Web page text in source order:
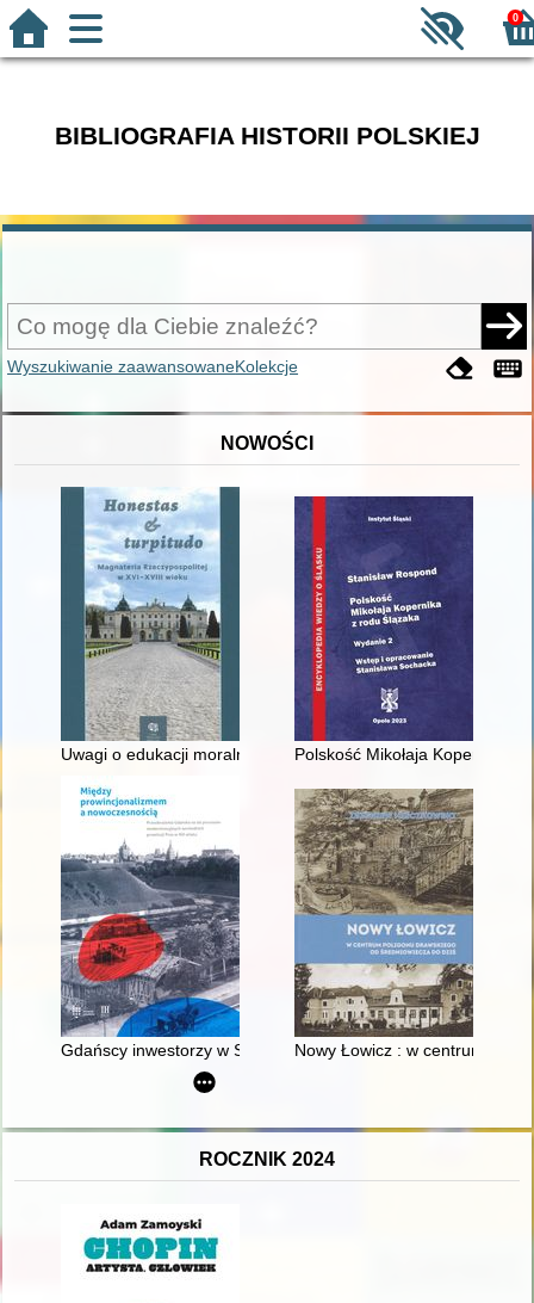
0
BIBLIOGRAFIA HISTORII POLSKIEJ
Wyszukiwanie zaawansowaneKolekcje
NOWOŚCI
Uwagi o edukacji moralnej synów szlacheckich w XVI-
Polskość Mikołaja Kopernika z
Gdańscy inwestorzy w Sopocie : prestiż finansowy i
Nowy Łowicz : w centrum
ROCZNIK 2024